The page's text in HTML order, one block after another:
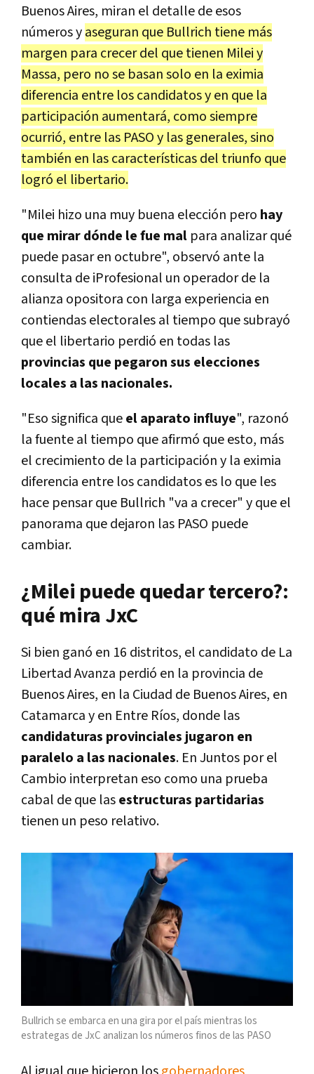
Buenos Aires, miran el detalle de esos
números yaseguran que Bullrich tiene más
margen para crecer del que tienen Milei y
Massa, pero no se basan solo en la eximia
diferencia entre los candidatos y en que la
participación aumentará, como siempre
ocurrió, entre las PASO y las generales, sino
también en las características del triunfo que
logró el libertario.
"Milei hizo una muy buena elección pero hay
que mirar dónde le fue mal para analizar qué
puede pasar en octubre", observó ante la
consulta de iProfesional un operador de la
alianza opositora con larga experiencia en
contiendas electorales al tiempo que subrayó
que el libertario perdió en todas las
provincias que pegaron sus elecciones
locales a las nacionales.
"Eso significa queel aparato influye", razonó
la fuente al tiempo que afirmó que esto, más
el crecimiento de la participación y la eximia
diferencia entre los candidatos es lo que les
hace pensar que Bullrich "va a crecer" y que el
panorama que dejaron las PASO puede
cambiar.
¿Milei puede quedar tercero?:
qué mira JxC
Si bien ganó en 16 distritos, el candidato de La
Libertad Avanza perdió en la provincia de
Buenos Aires, en la Ciudad de Buenos Aires, en
Catamarca y en Entre Ríos, donde las
candidaturas provinciales jugaron en
paralelo a las nacionales. En Juntos por el
Cambio interpretan eso como una prueba
cabal de que lasestructuras partidarias
tienen un peso relativo.
Bullrich se embarca en una gira por el país mientras los
estrategas de JxC analizan los números finos de las PASO